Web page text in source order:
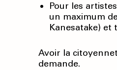
Pour les
un maximum
Kanesatake)
Avoir la
demande.